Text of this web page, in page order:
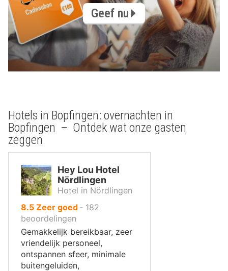
Geef nu
Hotels in Bopfingen: overnachten in
Bopfingen – Ontdek wat onze gasten
zeggen
Hey Lou Hotel
Nördlingen
Hotel in Nördlingen
8.5uit
10
,
Zeer goed ‐ 182
beoordelingen
Gemakkelijk bereikbaar, zeer
vriendelijk personeel,
ontspannen sfeer, minimale
buitengeluiden,